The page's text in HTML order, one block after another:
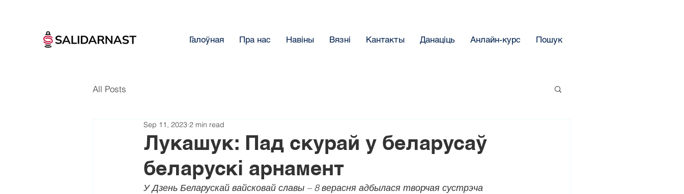
Галоўная Пра нас Навіны Вязнi Кантакты Данацiць Анлайн-курс Пошук
All Posts
Лукашук: Пад скурай у беларусаў
беларускі арнамент
Sep 11, 2023 2 min read
У Дзень Беларускай вайсковай славы – 8 верасня адбылася творчая сустрэча